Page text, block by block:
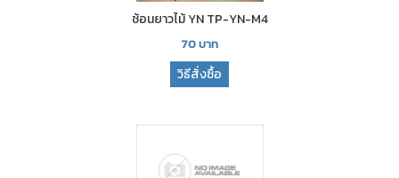
ช้อนยาวไม้ YN TP-YN-M4
70บาท
วิธีสั่งซื้อ